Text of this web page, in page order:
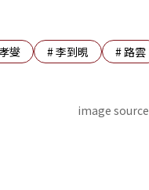
燮 #李到晛 #路雲
image